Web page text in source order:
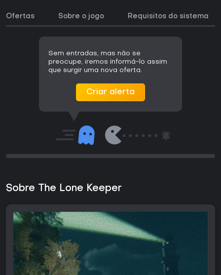
Ofertas Sobre o jogo Requisitos do sistema
Sem entradas, mas não se
preocupe, iremos informá-lo assim
que surgir uma nova oferta.
Criar alerta
Sobre The Lone Keeper